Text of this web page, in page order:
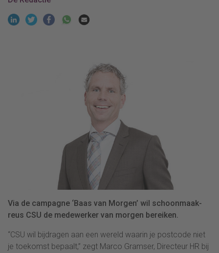
Via de campagne ‘Baas van Morgen’ wil schoonmaak-
reus CSU de medewerker van morgen bereiken.
“CSU wil bijdragen aan een wereld waarin je postcode niet
je toekomst bepaalt,” zegt Marco Gramser, Directeur HR bij